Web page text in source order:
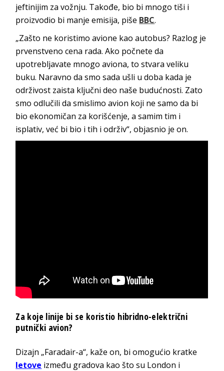
jeftinijim za vožnju. Takođe, bio bi mnogo tiši i
proizvodio bi manje emisija, piše BBC.
„Zašto ne koristimo avione kao autobus? Razlog je
prvenstveno cena rada. Ako počnete da
upotrebljavate mnogo aviona, to stvara veliku
buku. Naravno da smo sada ušli u doba kada je
održivost zaista ključni deo naše budućnosti. Zato
smo odlučili da smislimo avion koji ne samo da bi
bio ekonomičan za korišćenje, a samim tim i
isplativ, već bi bio i tih i održiv“, objasnio je on.
Za koje linije bi se koristio hibridno-električni
putnički avion?
Dizajn „Faradair-a“, kaže on, bi omogućio kratke
letove između gradova kao što su London i